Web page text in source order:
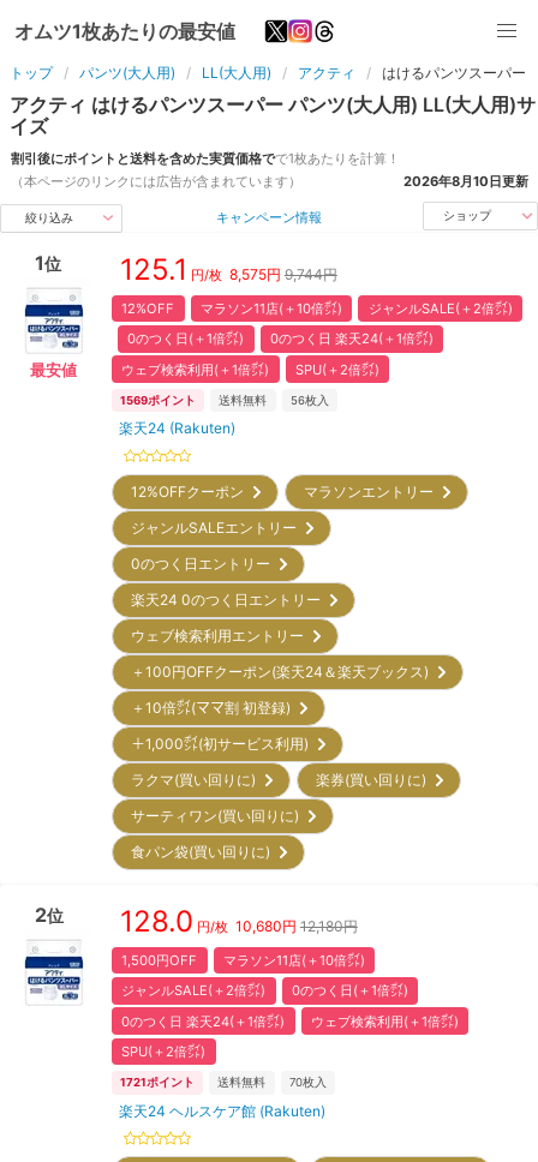
オムツ1枚あたりの最安値
トップ パンツ(大人用) LL(大人用) アクティ はけるパンツスーパー
アクティ はけるパンツスーパーパンツ(大人用) LL(大人用)サ
イズ
割引後にポイントと送料を含めた実質価格でで1枚あたりを計算！
（本ページのリンクには広告が含まれています）
2026年8月10日更新
絞り込み キャンペーン情報 ショップ
1位
最安値
125.1 円/枚 8,575円 9,744円
12%OFF マラソン11店(＋10倍㌽)
ジャンルSALE(＋2倍㌽)
0のつく日(＋1倍㌽)
0のつく日 楽天24(＋1倍㌽)
ウェブ検索利用(＋1倍㌽)
SPU(＋2倍㌽)
1569ポイント 送料無料 56枚入
楽天24 (Rakuten)
12%OFFクーポン
マラソンエントリー
ジャンルSALEエントリー
0のつく日エントリー
楽天24 0のつく日エントリー
ウェブ検索利用エントリー
＋100円OFFクーポン(楽天24＆楽天ブックス)
＋10倍㌽(ママ割 初登録)
＋1,000㌽(初サービス利用)
ラクマ(買い回りに)
楽券(買い回りに)
サーティワン(買い回りに)
食パン袋(買い回りに)
2位 128.0 円/枚 10,680円 12,180円
1,500円OFF
マラソン11店(＋10倍㌽)
ジャンルSALE(＋2倍㌽)
0のつく日(＋1倍㌽)
0のつく日 楽天24(＋1倍㌽)
ウェブ検索利用(＋1倍㌽)
SPU(＋2倍㌽)
1721ポイント 送料無料 70枚入
楽天24 ヘルスケア館 (Rakuten)